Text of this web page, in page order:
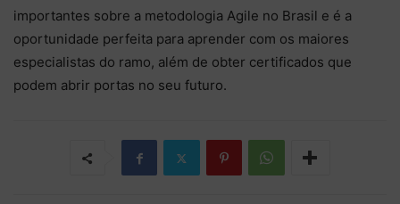
importantes sobre a metodologia Agile no Brasil e é a
oportunidade perfeita para aprender com os maiores
especialistas do ramo, além de obter certificados que
podem abrir portas no seu futuro.